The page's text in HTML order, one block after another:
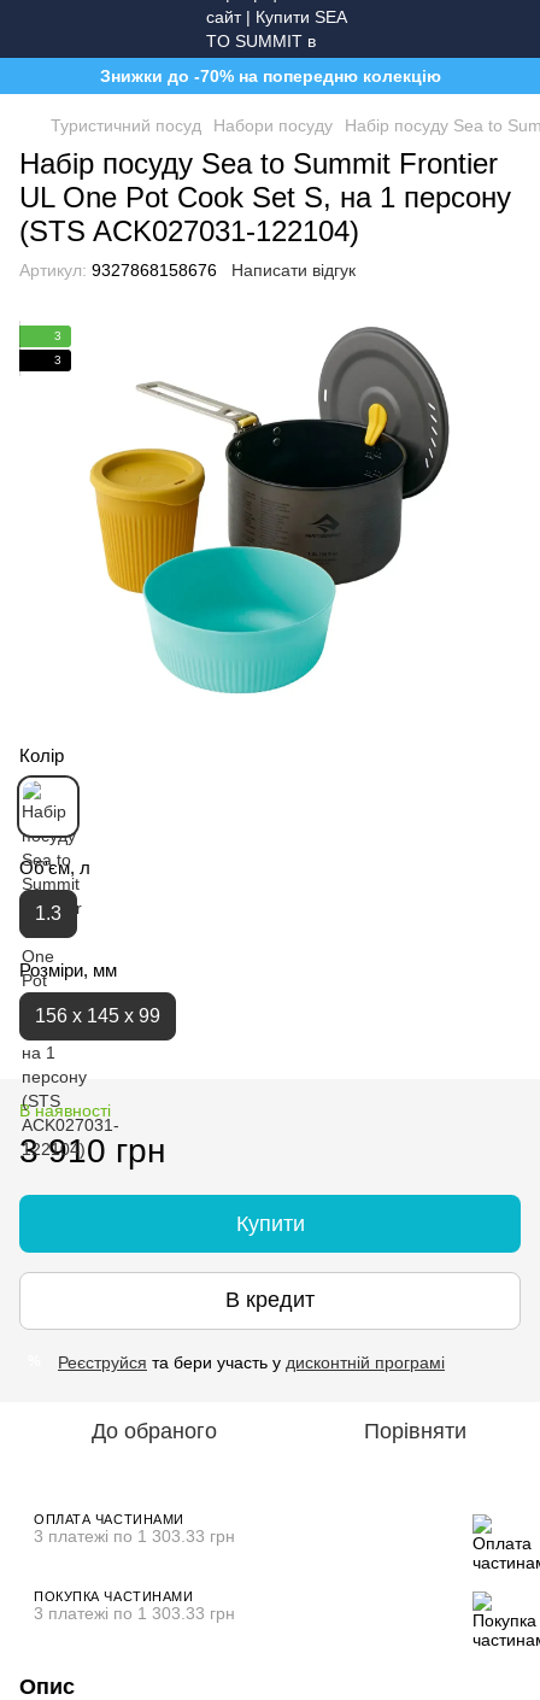
Знижки до -70% на попередню колекцію
Туристичний посуд Набори посуду Набір посуду Sea to
Набір посуду Sea to Summit Frontier
UL One Pot Cook Set S, на 1 персону
(STS ACK027031-122104)
Артикул: 9327868158676 Написати відгук
3
3
Колір
Об'єм, л
1.3
Розміри, мм
156 x 145 x 99
В наявності
3 910 грн
Купити
В кредит
Реєструйся та бери участь у дисконтній програмі
До обраного Порівняти
ОПЛАТА ЧАСТИНАМИ
3 платежі по 1 303.33 грн
ПОКУПКА ЧАСТИНАМИ
3 платежі по 1 303.33 грн
Опис